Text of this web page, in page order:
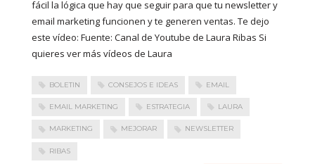
fácil la lógica que hay que seguir para que tu newsletter y
email marketing funcionen y te generen ventas. Te dejo
este vídeo: Fuente: Canal de Youtube de Laura Ribas Si
quieres ver más vídeos de Laura
BOLETIN CONSEJOS E IDEAS EMAIL
EMAIL MARKETING ESTRATEGIA LAURA
MARKETING MEJORAR NEWSLETTER
RIBAS